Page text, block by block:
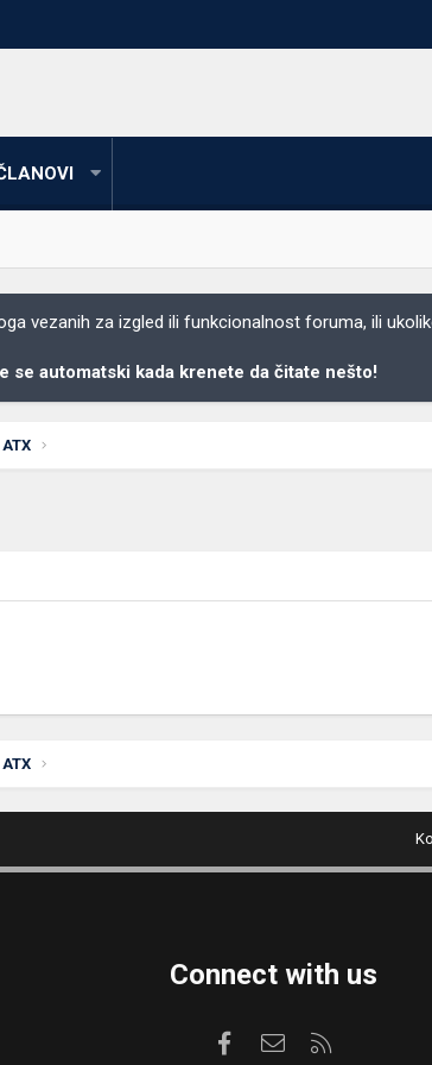
vezanih za izgled ili funkcionalnost foruma, ili
se automatski kada krenete da čitate nešto!
Connect with us
FacebookKontaktirajte nas